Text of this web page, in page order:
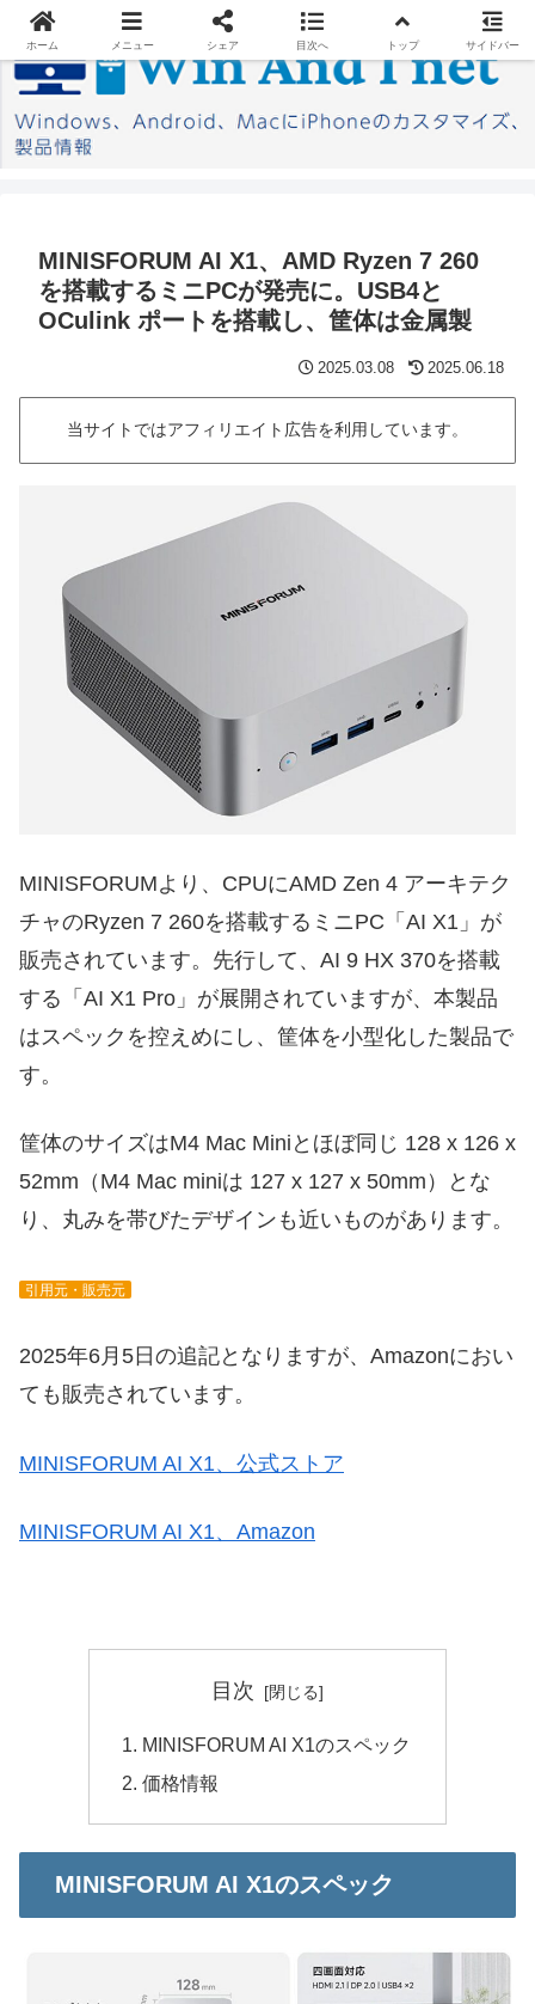
MINISFORUM AI X1、AMD Ryzen 7 260
を搭載するミニPCが発売に。USB4と
OCulink ポートを搭載し、筐体は金属製
2025.03.08 2025.06.18
当サイトではアフィリエイト広告を利用しています。
MINISFORUMより、CPUにAMD Zen 4 アーキテク
チャのRyzen 7 260を搭載するミニPC「AI X1」が
販売されています。先行して、AI 9 HX 370を搭載
する「AI X1 Pro」が展開されていますが、本製品
はスペックを控えめにし、筐体を小型化した製品で
す。
筐体のサイズはM4 Mac Miniとほぼ同じ 128 x 126 x
52mm（M4 Mac miniは 127 x 127 x 50mm）とな
り、丸みを帯びたデザインも近いものがあります。
引用元・販売元
2025年6月5日の追記となりますが、Amazonにおい
ても販売されています。
MINISFORUM AI X1、公式ストア
MINISFORUM AI X1、Amazon
目次
MINISFORUM AI X1のスペック
価格情報
MINISFORUM AI X1のスペック
ホーム メニュー シェア 目次へ トップ サイドバー